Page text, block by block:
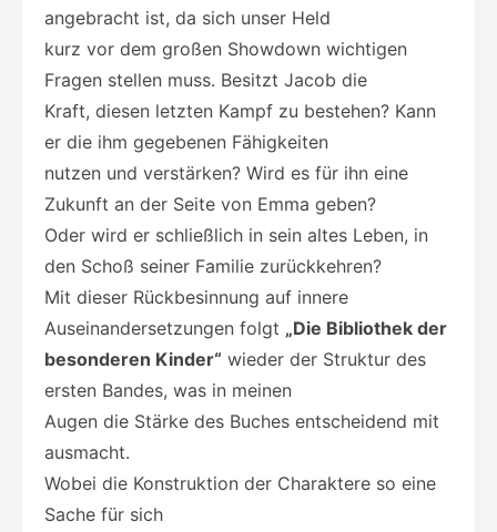
angebracht ist, da sich unser Held
kurz vor dem großen Showdown wichtigen
Fragen stellen muss. Besitzt Jacob die
Kraft, diesen letzten Kampf zu bestehen? Kann
er die ihm gegebenen Fähigkeiten
nutzen und verstärken? Wird es für ihn eine
Zukunft an der Seite von Emma geben?
Oder wird er schließlich in sein altes Leben, in
den Schoß seiner Familie zurückkehren?
Mit dieser Rückbesinnung auf innere
Auseinandersetzungen folgt „Die Bibliothek der
besonderen Kinder“ wieder der Struktur des
ersten Bandes, was in meinen
Augen die Stärke des Buches entscheidend mit
ausmacht.
Wobei die Konstruktion der Charaktere so eine
Sache für sich